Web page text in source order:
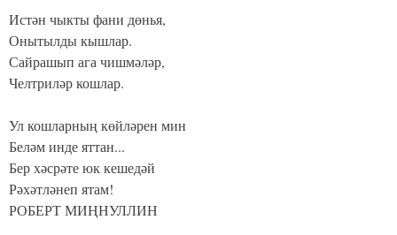
Истән чыкты фани дөнья,
Онытылды кышлар.
Сайрашып ага чишмәләр,
Челтриләр кошлар.
Ул кошларның көйләрен мин
Беләм инде яттан...
Бер хәсрәте юк кешедәй
Рәхәтләнеп ятам!
РОБЕРТ МИҢНУЛЛИН